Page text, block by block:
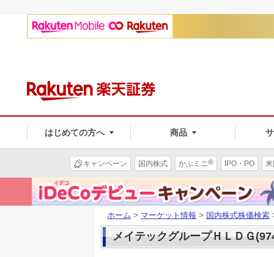
はじめての方へ 商品
キャンペーン 国内株式 かぶミニ® IPO・PO
ホーム > マーケット情報 > 国内株式株価検索
メイテックグループＨＬＤＧ